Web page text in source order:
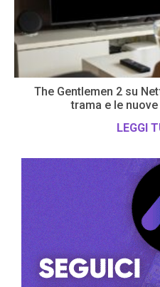
The Gentlemen 2 su
trama e le
LEGGI